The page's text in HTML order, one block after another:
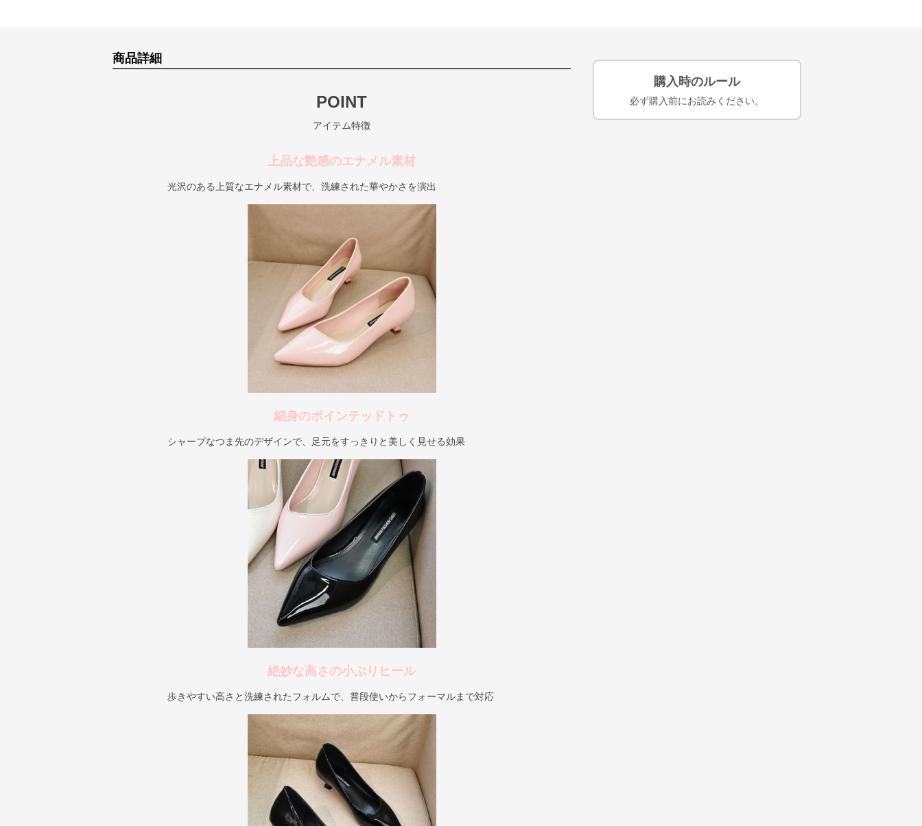
商品詳細
POINT
アイテム特徴
上品な艶感のエナメル素材
光沢のある上質なエナメル素材で、洗練された華やかさを演出
細身のポインテッドトゥ
シャープなつま先のデザインで、足元をすっきりと美しく見せる効果
絶妙な高さの小ぶりヒール
歩きやすい高さと洗練されたフォルムで、普段使いからフォーマルまで対応
購入時のルール
必ず購入前にお読みください。